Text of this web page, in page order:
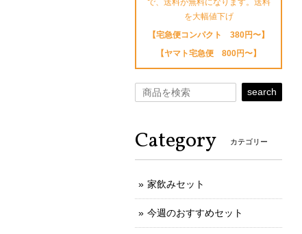
で、送料が無料になります。送料
を大幅値下げ
【宅急便コンパクト 380円〜】
【ヤマト宅急便 800円〜】
search
Category カテゴリー
家飲みセット
今週のおすすめセット